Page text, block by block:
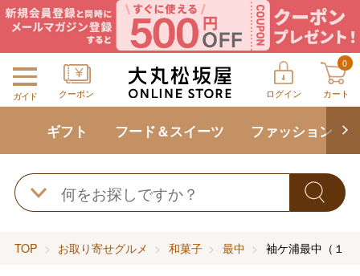
ガイド クーポン ログイン
0
カート
ギフト フード＆スイーツ ファッション
TOP お取り寄せグルメ 和菓子 最中 袖ケ浦最中（１０